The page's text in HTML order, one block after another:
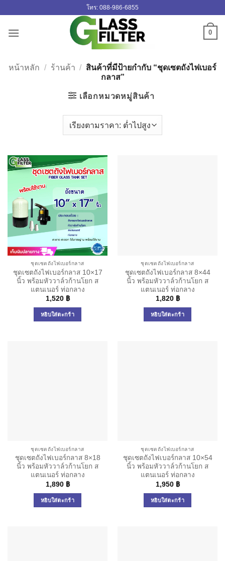
โทร: 088-986-6855
0
หน้าหลัก / ร้านค้า / สินค้าที่มีป้ายกำกับ “ชุดเซตถังไฟเบอร์
กลาส”
เลือกหมวดหมู่สินค้า
ชุดเซตถังไฟเบอร์กลาส
ชุดเซตถังไฟเบอร์กลาส 10×17
นิ้ว พร้อมหัววาล์วก้านโยก ส
แตนเนอร์ ท่อกลาง
1,520 ฿
หยิบใส่ตะกร้า
ชุดเซตถังไฟเบอร์กลาส
ชุดเซตถังไฟเบอร์กลาส 8×44
นิ้ว พร้อมหัววาล์วก้านโยก ส
แตนเนอร์ ท่อกลาง
1,820 ฿
หยิบใส่ตะกร้า
ชุดเซตถังไฟเบอร์กลาส
ชุดเซตถังไฟเบอร์กลาส 8×18
นิ้ว พร้อมหัววาล์วก้านโยก ส
แตนเนอร์ ท่อกลาง
1,890 ฿
หยิบใส่ตะกร้า
ชุดเซตถังไฟเบอร์กลาส
ชุดเซตถังไฟเบอร์กลาส 10×54
นิ้ว พร้อมหัววาล์วก้านโยก ส
แตนเนอร์ ท่อกลาง
1,950 ฿
หยิบใส่ตะกร้า